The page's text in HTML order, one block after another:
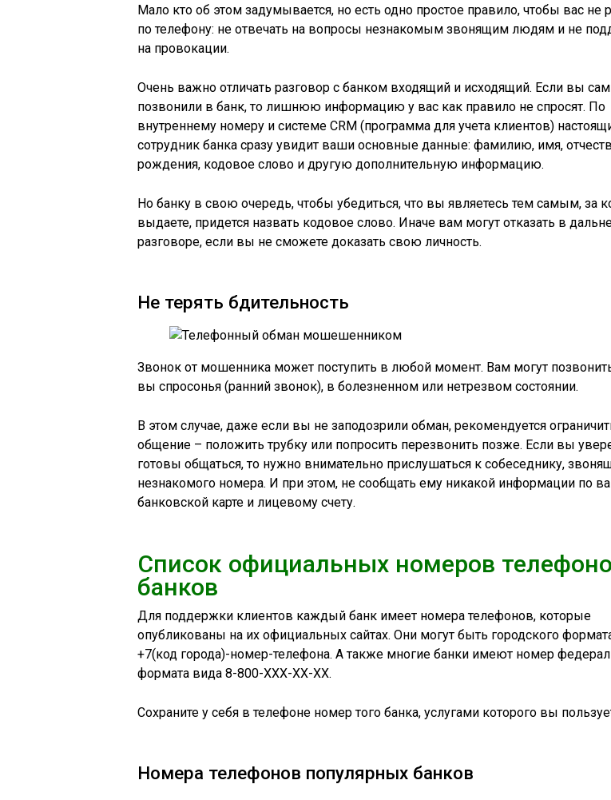
Мало кто об этом задумывается, но есть одно простое правило, чтобы вас не
по телефону: не отвечать на вопросы незнакомым звонящим людям и не
на провокации.
Очень важно отличать разговор с банком входящий и исходящий. Если вы
позвонили в банк, то лишнюю информацию у вас как правило не спросят. По
внутреннему номеру и системе CRM (программа для учета клиентов)
сотрудник банка сразу увидит ваши основные данные: фамилию, имя,
рождения, кодовое слово и другую дополнительную информацию.
Но банку в свою очередь, чтобы убедиться, что вы являетесь тем самым, за
выдаете, придется назвать кодовое слово. Иначе вам могут отказать в
разговоре, если вы не сможете доказать свою личность.
Не терять бдительность
Звонок от мошенника может поступить в любой момент. Вам могут
вы спросонья (ранний звонок), в болезненном или нетрезвом состоянии.
В этом случае, даже если вы не заподозрили обман, рекомендуется
общение – положить трубку или попросить перезвонить позже. Если вы
готовы общаться, то нужно внимательно прислушаться к собеседнику,
незнакомого номера. И при этом, не сообщать ему никакой информации по
банковской карте и лицевому счету.
Список официальных номеров
банков
Для поддержки клиентов каждый банк имеет номера телефонов, которые
опубликованы на их официальных сайтах. Они могут быть городского
+7(код города)-номер-телефона. А также многие банки имеют номер
формата вида 8-800-ХХХ-ХХ-ХХ.
Сохраните у себя в телефоне номер того банка, услугами которого вы
Номера телефонов популярных банков